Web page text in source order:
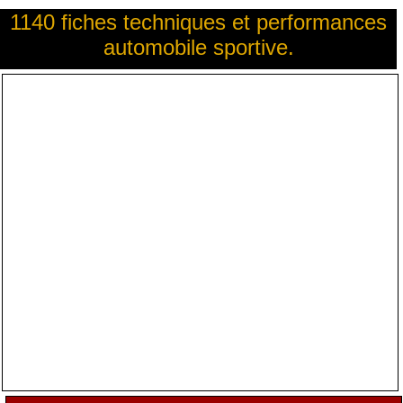
1140 fiches techniques et performances
automobile sportive.